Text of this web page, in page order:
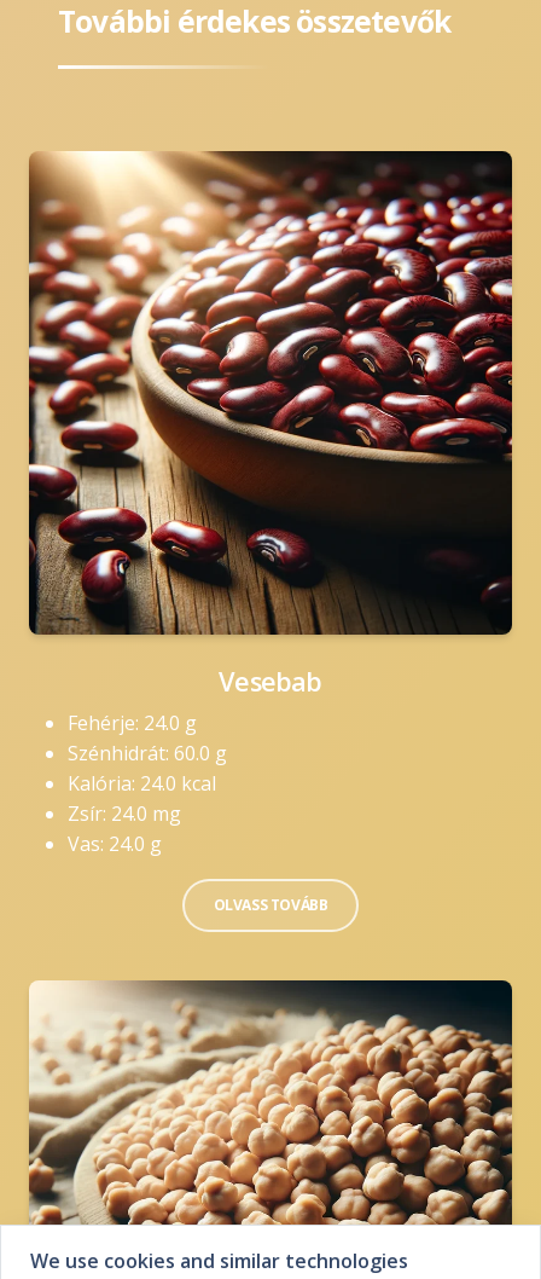
További érdekes összetevők
Vesebab
Fehérje: 24.0 g
Szénhidrát: 60.0 g
Kalória: 24.0 kcal
Zsír: 24.0 mg
Vas: 24.0 g
OLVASS TOVÁBB
We use cookies and similar technologies